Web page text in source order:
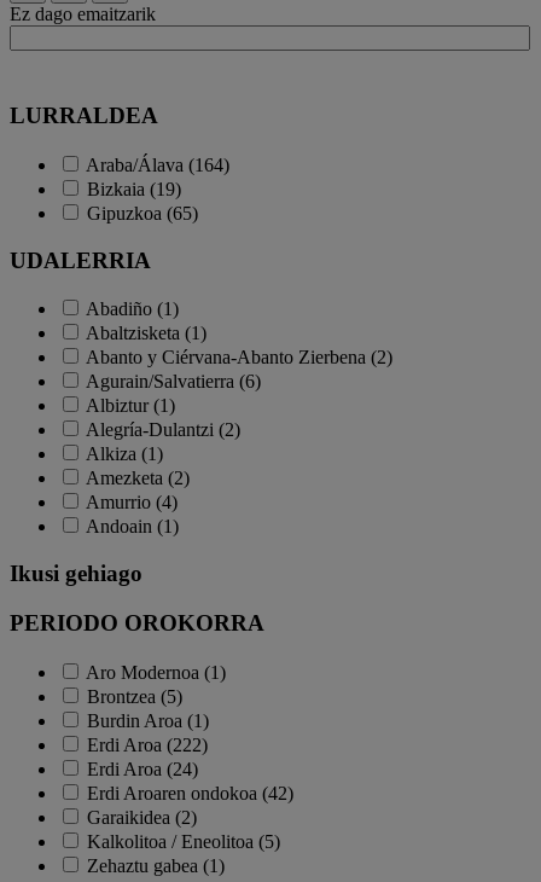
Ez dago emaitzarik
LURRALDEA
Araba/Álava (164)
Bizkaia (19)
Gipuzkoa (65)
UDALERRIA
Abadiño (1)
Abaltzisketa (1)
Abanto y Ciérvana-Abanto Zierbena (2)
Agurain/Salvatierra (6)
Albiztur (1)
Alegría-Dulantzi (2)
Alkiza (1)
Amezketa (2)
Amurrio (4)
Andoain (1)
Ikusi gehiago
PERIODO OROKORRA
Aro Modernoa (1)
Brontzea (5)
Burdin Aroa (1)
Erdi Aroa (222)
Erdi Aroa (24)
Erdi Aroaren ondokoa (42)
Garaikidea (2)
Kalkolitoa / Eneolitoa (5)
Zehaztu gabea (1)